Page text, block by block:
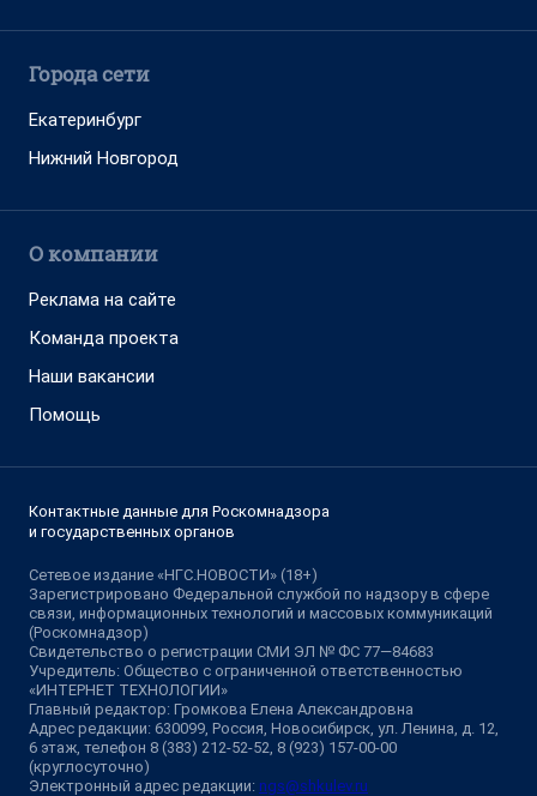
Города сети
Екатеринбург
Нижний Новгород
О компании
Реклама на сайте
Команда проекта
Наши вакансии
Помощь
Контактные данные для Роскомнадзора
и государственных органов
Сетевое издание «НГС.НОВОСТИ» (18+)
Зарегистрировано Федеральной службой по надзору в сфере
связи, информационных технологий и массовых коммуникаций
(Роскомнадзор)
Свидетельство о регистрации СМИ ЭЛ № ФС 77—84683
Учредитель: Общество с ограниченной ответственностью
«ИНТЕРНЕТ ТЕХНОЛОГИИ»
Главный редактор: Громкова Елена Александровна
Адрес редакции: 630099, Россия, Новосибирск, ул. Ленина, д. 12,
6 этаж, телефон 8 (383) 212-52-52, 8 (923) 157-00-00
(круглосуточно)
Электронный адрес редакции: ngs@shkulev.ru